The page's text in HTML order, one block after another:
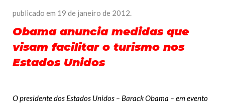
publicado em 19 de janeiro de 2012.
Obama anuncia medidas que
visam facilitar o turismo nos
Estados Unidos
O presidente dos Estados Unidos – Barack Obama – em evento